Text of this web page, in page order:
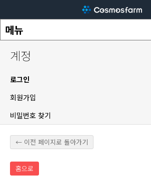
계정
로그인
회원가입
비밀번호 찾기
← 이전 페이지로 돌아가기
홈으로